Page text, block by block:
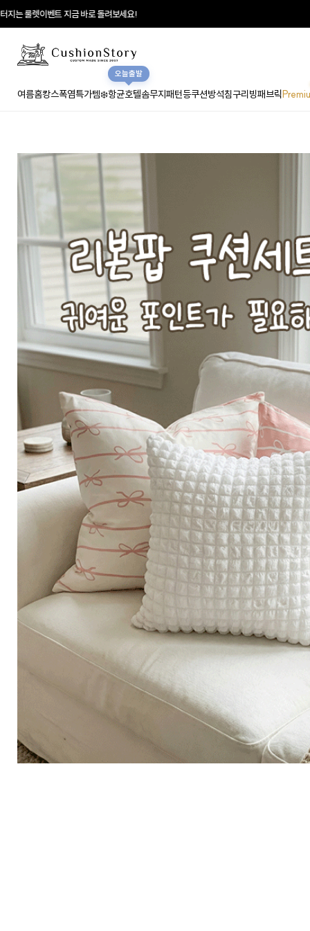
는 룰렛이벤트 지금 바로 돌려보세요!
여름홈캉스폭염특가템❄️항균호텔솜
오늘출발
무지패턴등쿠션방석침구리빙패브릭